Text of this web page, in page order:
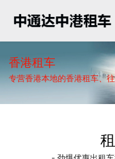
香港租车
专营香港本地的香港租车、